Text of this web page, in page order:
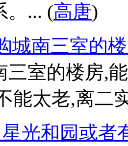
。... (高唐)
城南三室的
三室的楼房,
能太老,离二
光和园或者